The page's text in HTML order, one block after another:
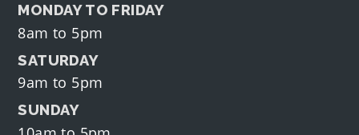
MONDAY TO FRIDAY
8am to 5pm
SATURDAY
9am to 5pm
SUNDAY